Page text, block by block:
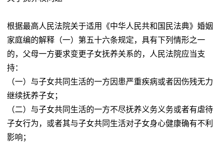
根据最高人民法院关于适用《中华人民共和国民法典》婚姻
家庭编的解释（一）第五十六条规定，具有下列情形之一
的，父母一方要求变更子女抚养关系的，人民法院应当支
持：
（一）与子女共同生活的一方因患严重疾病或者因伤残无力
继续抚养子女；
（二）与子女共同生活的一方不尽抚养义务义务或者有虐待
子女行为，或者其与子女共同生活对子女身心健康确有不利
影响；